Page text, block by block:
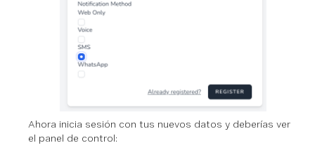
Ahora inicia sesión con tus nuevos datos y deberías ver
el panel de control: